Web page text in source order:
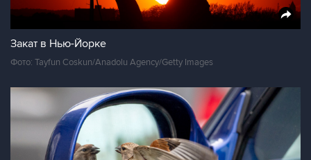
Закат в Нью-Йорке
Фото: Tayfun Coskun/Anadolu Agency/Getty Images